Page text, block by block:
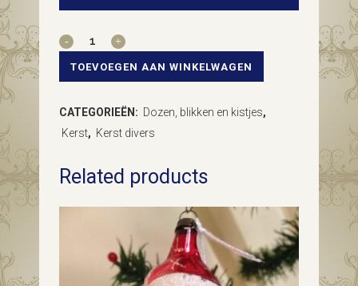
Vintage
blik
de
TOEVOEGEN AAN WINKELWAGEN
CATEGORIEËN: Dozen, blikken en kistjes,
Kerst, Kerst divers
Related products